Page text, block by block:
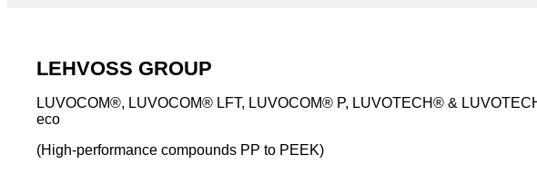
LEHVOSS GROUP
LUVOCOM®, LUVOCOM® LFT, LUVOCOM® P, LUVOTECH® &
eco
(High-performance compounds PP to PEEK)